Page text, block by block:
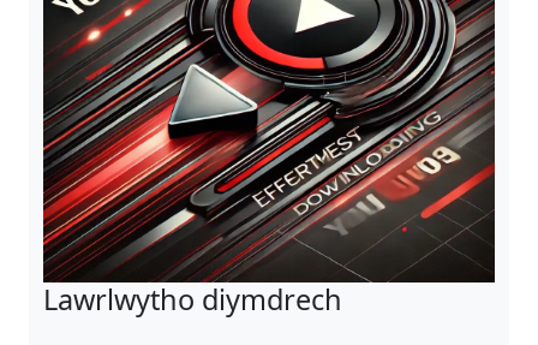
Lawrlwytho diymdrech